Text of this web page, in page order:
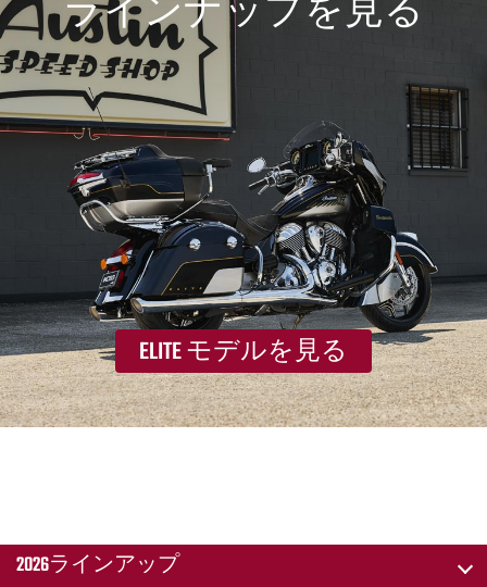
ラインナップを見る
ELITE モデルを見る
2026ラインアップ